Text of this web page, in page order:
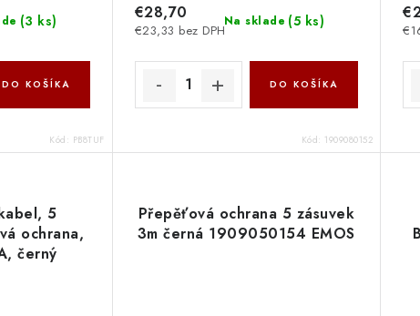
(3 ks)
DO KOŠÍKA
Kód: PB8TUF
Na sklade (5 ks)
€23,33 bez DPH
€28,70
DO KOŠÍKA
Kód: 1909080152
5
ochrana,
černý
Přepěťová ochrana 5 zásuvek
3m černá 1909050154 EMOS